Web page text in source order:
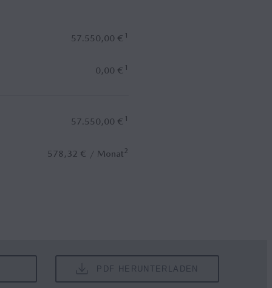
57.550,00 € 1
0,00 € 1
57.550,00 € 1
578,32 € / Monat2
PDF HERUNTERLADEN